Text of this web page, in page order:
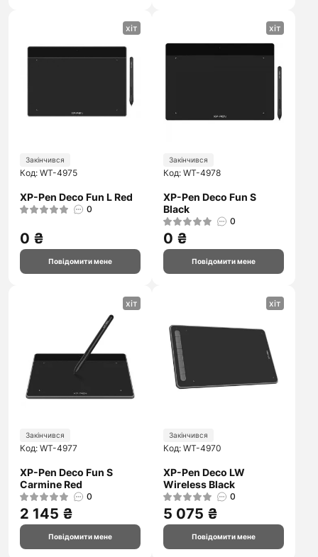
хіт
Закінчився
Код: WT-4975
XP-Pen Deco Fun L Red
0
0 ₴
Повідомити мене
хіт
Закінчився
Код: WT-4978
XP-Pen Deco Fun S
Black
0
0 ₴
Повідомити мене
хіт
Закінчився
Код: WT-4977
XP-Pen Deco Fun S
Carmine Red
0
2 145 ₴
Повідомити мене
хіт
Закінчився
Код: WT-4970
XP-Pen Deco LW
Wireless Black
0
5 075 ₴
Повідомити мене